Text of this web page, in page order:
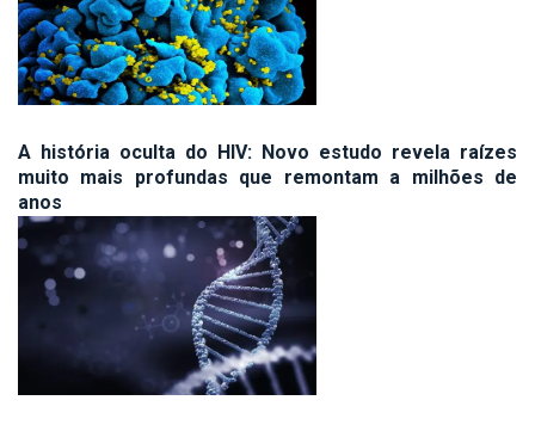
A história oculta do HIV: Novo estudo revela raízes
muito mais profundas que remontam a milhões de
anos